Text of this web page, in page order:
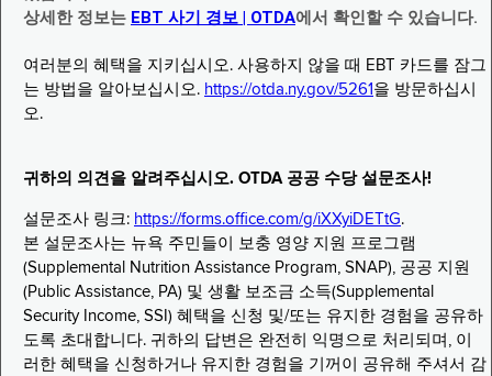
상세한 정보는 EBT 사기 경보 | OTDA에서 확인할 수 있습니다.
여러분의 혜택을 지키십시오. 사용하지 않을 때 EBT 카드를 잠그
는 방법을 알아보십시오. https://otda.ny.gov/5261 을 방문하십시
오.
귀하의 의견을 알려주십시오. OTDA 공공 수당 설문조사!
설문조사 링크: https://forms.office.com/g/iXXyiDETtG.
본 설문조사는 뉴욕 주민들이 보충 영양 지원 프로그램
(Supplemental Nutrition Assistance Program, SNAP), 공공 지원
(Public Assistance, PA) 및 생활 보조금 소득(Supplemental
Security Income, SSI) 혜택을 신청 및/또는 유지한 경험을 공유하
도록 초대합니다. 귀하의 답변은 완전히 익명으로 처리되며, 이
러한 혜택을 신청하거나 유지한 경험을 기꺼이 공유해 주셔서 감